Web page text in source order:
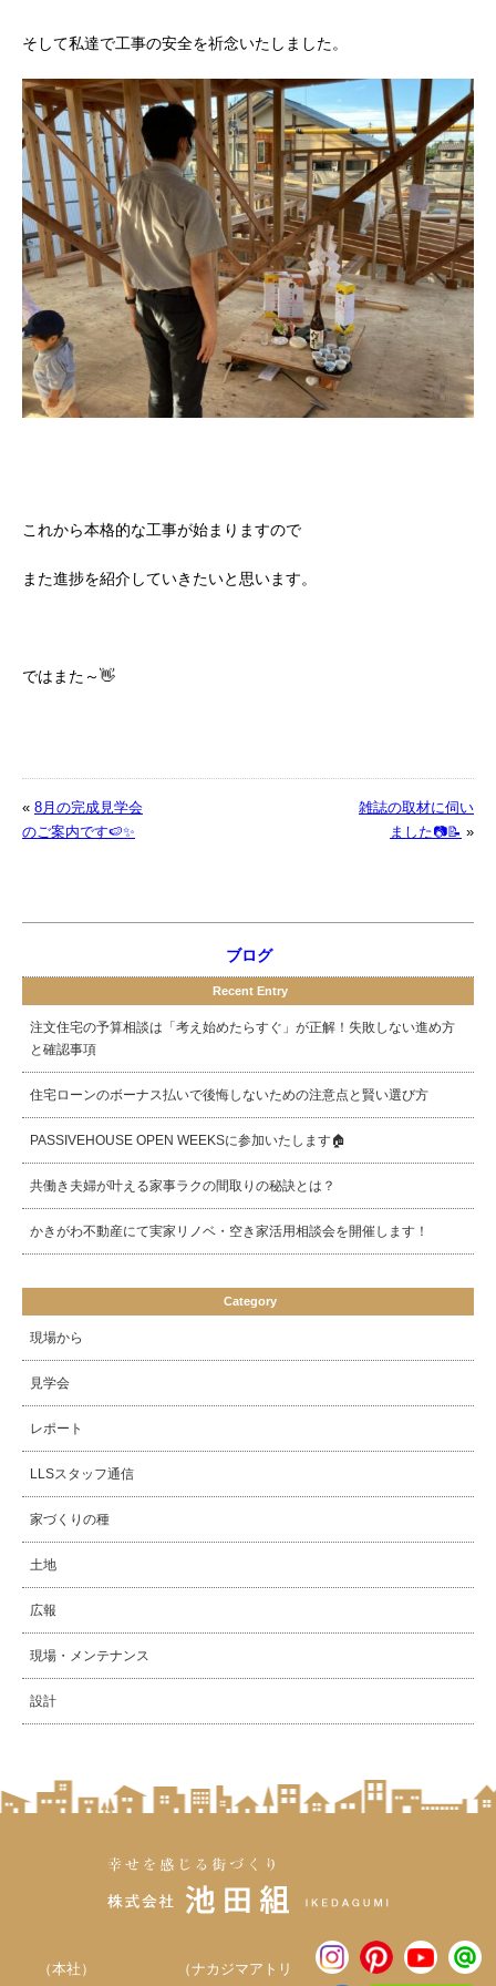
そして私達で工事の安全を祈念いたしました。
これから本格的な工事が始まりますので
また進捗を紹介していきたいと思います。
ではまた～👋
« 8月の完成見学会
のご案内です🍉✨
雑誌の取材に伺い
ました📷📝 »
ブログ
Recent Entry
注文住宅の予算相談は「考え始めたらすぐ」が正解！失敗しない進め方
と確認事項
住宅ローンのボーナス払いで後悔しないための注意点と賢い選び方
PASSIVEHOUSE OPEN WEEKSに参加いたします🏠
共働き夫婦が叶える家事ラクの間取りの秘訣とは？
かきがわ不動産にて実家リノベ・空き家活用相談会を開催します！
Category
現場から
見学会
レポート
LLSスタッフ通信
家づくりの種
土地
広報
現場・メンテナンス
設計
（本社）
（ナカジマアトリ